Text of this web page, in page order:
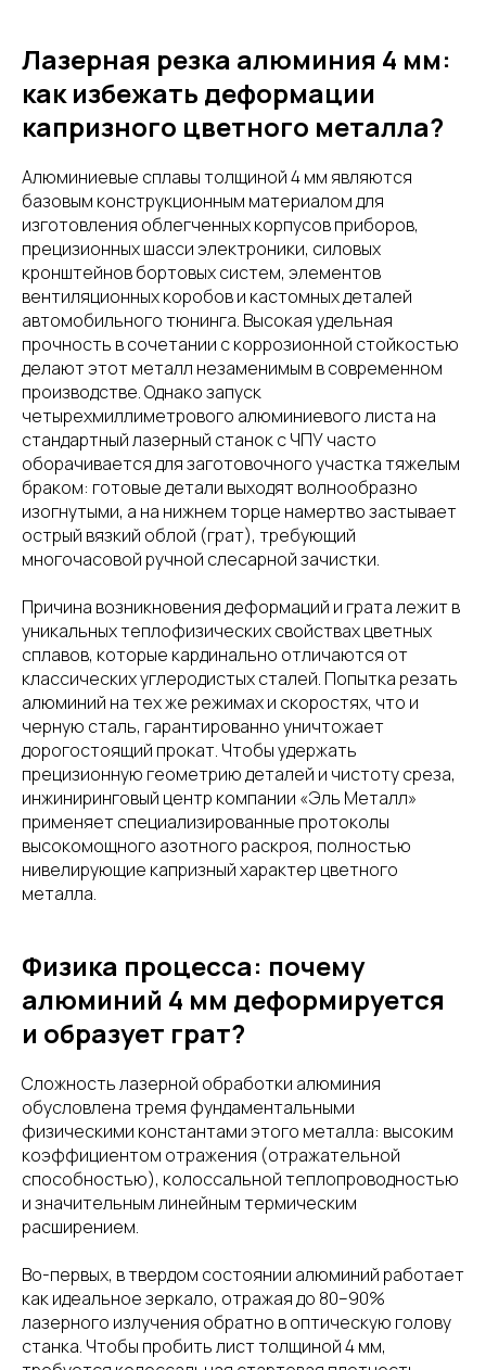
Лазерная резка алюминия 4 мм:
как избежать деформации
капризного цветного металла?
Алюминиевые сплавы толщиной 4 мм являются
базовым конструкционным материалом для
изготовления облегченных корпусов приборов,
прецизионных шасси электроники, силовых
кронштейнов бортовых систем, элементов
вентиляционных коробов и кастомных деталей
автомобильного тюнинга. Высокая удельная
прочность в сочетании с коррозионной стойкостью
делают этот металл незаменимым в современном
производстве. Однако запуск
четырехмиллиметрового алюминиевого листа на
стандартный лазерный станок с ЧПУ часто
оборачивается для заготовочного участка тяжелым
браком: готовые детали выходят волнообразно
изогнутыми, а на нижнем торце намертво застывает
острый вязкий облой (грат), требующий
многочасовой ручной слесарной зачистки.
Причина возникновения деформаций и грата лежит в
уникальных теплофизических свойствах цветных
сплавов, которые кардинально отличаются от
классических углеродистых сталей. Попытка резать
алюминий на тех же режимах и скоростях, что и
черную сталь, гарантированно уничтожает
дорогостоящий прокат. Чтобы удержать
прецизионную геометрию деталей и чистоту среза,
инжиниринговый центр компании «Эль Металл»
применяет специализированные протоколы
высокомощного азотного раскроя, полностью
нивелирующие капризный характер цветного
металла.
Физика процесса: почему
алюминий 4 мм деформируется
и образует грат?
Сложность лазерной обработки алюминия
обусловлена тремя фундаментальными
физическими константами этого металла: высоким
коэффициентом отражения (отражательной
способностью), колоссальной теплопроводностью
и значительным линейным термическим
расширением.
Во-первых, в твердом состоянии алюминий работает
как идеальное зеркало, отражая до 80–90%
лазерного излучения обратно в оптическую голову
станка. Чтобы пробить лист толщиной 4 мм,